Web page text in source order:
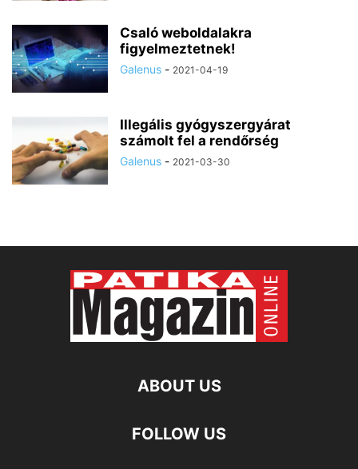
Csaló weboldalakra
figyelmeztetnek!
Galenus - 2021-04-19
Illegális gyógyszergyárat
számolt fel a rendőrség
Galenus - 2021-03-30
ABOUT US
FOLLOW US